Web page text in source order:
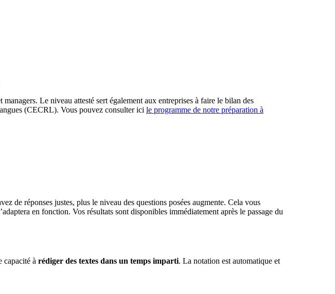
managers. Le niveau attesté sert également aux entreprises à faire le bilan des
(CECRL). Vous pouvez consulter ici le programme de notre préparation à
de réponses justes, plus le niveau des questions posées augmente. Cela vous
en fonction. Vos résultats sont disponibles immédiatement après le passage du
capacité à rédiger des textes dans un temps imparti. La notation est automatique et